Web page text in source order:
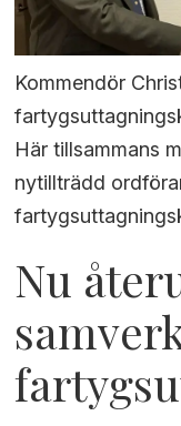
Kommendör
Här tillsammans
nytillträdd
Nu